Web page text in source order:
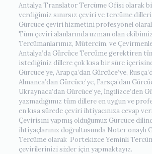
Antalya Translator Tercüme Ofisi olarak
verdiğimiz sınırsız çeviri ve tercüme dilleri
Gürcüce çeviri hizmetini profesyönel
Tüm çeviri alanlarında uzman olan
Tercümanlarımız, Mütercim, ve
Antalya’da Gürcüce Tercüme gerektiren
istediğiniz dillere çok kısa bir süre
Gürcüce’ye, Arapça’dan Gürcüce’ye,
Almanca’dan Gürcüce’ye, Farsça’dan
Ukraynaca’dan Gürcüce’ye, İngilizce’den
yazmadığımız tüm dillere en uygun ve
en kısa sürede çeviri ihtiyacınıza cevap
Çevirisini yapmış olduğumuz Gürcüce
ihtiyaçlarınız doğrultusunda Noter onaylı
Tercüme olarak Portekizce Yeminli
çevirilerinizi sizler için yapmaktayız.